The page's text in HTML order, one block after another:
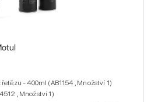
- 400ml (AB1154 , Množství 1)
, Množství 1)